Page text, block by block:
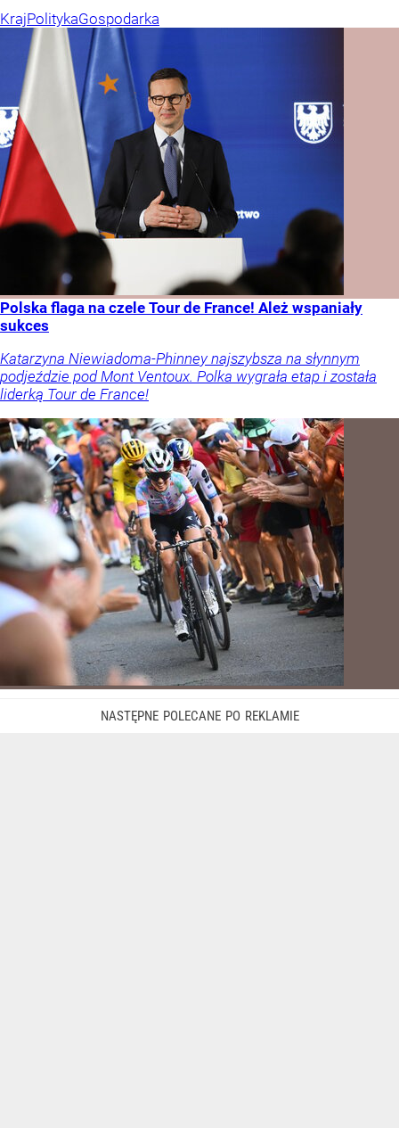
KrajPolitykaGospodarka
Polska flaga na czele Tour de France! Ależ wspaniały
sukces
Katarzyna Niewiadoma-Phinney najszybsza na słynnym
podjeździe pod Mont Ventoux. Polka wygrała etap i została
liderką Tour de France!